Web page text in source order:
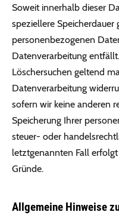
Soweit innerhalb dieser
speziellere
personenbezogenen
Datenverarbeitung
Löschersuchen geltend
Datenverarbeitung
sofern wir keine anderen
Speicherung Ihrer
steuer- oder
letztgenannten Fall
Gründe.
Allgemeine Hinweise